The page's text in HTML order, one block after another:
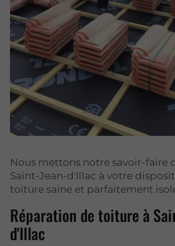
Nous mettons notre savoir-faire
Saint-Jean-d'Illac à votre
toiture saine et parfaitement
Réparation de toiture à
d'Illac